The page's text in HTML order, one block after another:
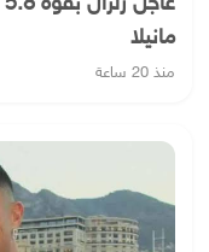
مانيلا
منذ 20 ساعة